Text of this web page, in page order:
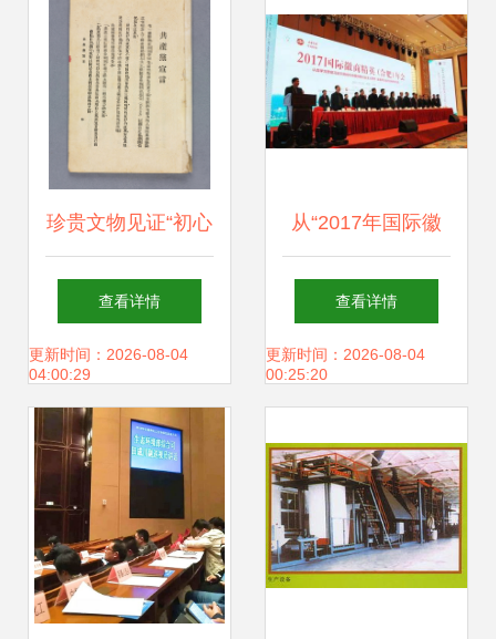
珍贵文物见证“初心
使命” 兴办实业
查看详情
更新时间：2026-08-04
04:00:29
从“2017年国际徽
商精英年会”看徽商
精神 实业兴邦的时
查看详情
更新时间：2026-08-04
00:25:20